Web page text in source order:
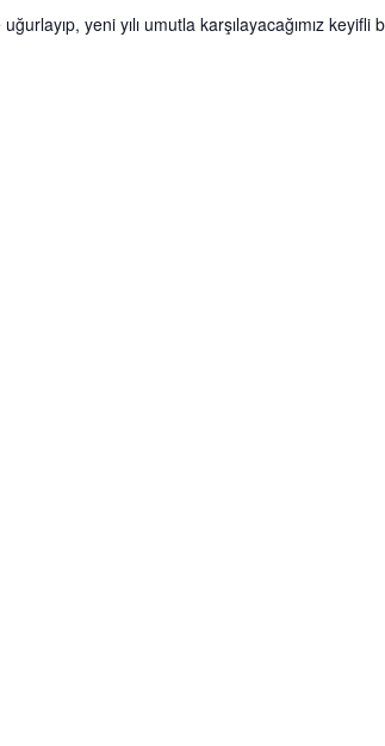
yeni yılı umutla karşılayacağımız